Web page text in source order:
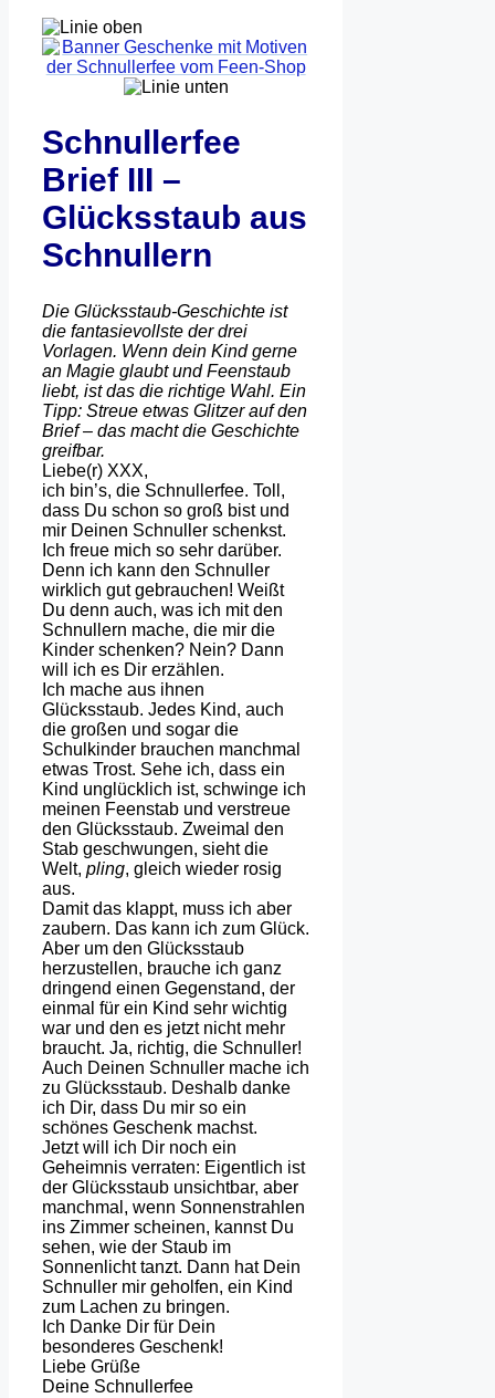
Schnullerfee
Brief III –
Glücksstaub aus
Schnullern
Die Glücksstaub-Geschichte ist
die fantasievollste der drei
Vorlagen. Wenn dein Kind gerne
an Magie glaubt und Feenstaub
liebt, ist das die richtige Wahl. Ein
Tipp: Streue etwas Glitzer auf den
Brief – das macht die Geschichte
greifbar.
Liebe(r) XXX,
ich bin’s, die Schnullerfee. Toll,
dass Du schon so groß bist und
mir Deinen Schnuller schenkst.
Ich freue mich so sehr darüber.
Denn ich kann den Schnuller
wirklich gut gebrauchen! Weißt
Du denn auch, was ich mit den
Schnullern mache, die mir die
Kinder schenken? Nein? Dann
will ich es Dir erzählen.
Ich mache aus ihnen
Glücksstaub. Jedes Kind, auch
die großen und sogar die
Schulkinder brauchen manchmal
etwas Trost. Sehe ich, dass ein
Kind unglücklich ist, schwinge ich
meinen Feenstab und verstreue
den Glücksstaub. Zweimal den
Stab geschwungen, sieht die
Welt, pling, gleich wieder rosig
aus.
Damit das klappt, muss ich aber
zaubern. Das kann ich zum Glück.
Aber um den Glücksstaub
herzustellen, brauche ich ganz
dringend einen Gegenstand, der
einmal für ein Kind sehr wichtig
war und den es jetzt nicht mehr
braucht. Ja, richtig, die Schnuller!
Auch Deinen Schnuller mache ich
zu Glücksstaub. Deshalb danke
ich Dir, dass Du mir so ein
schönes Geschenk machst.
Jetzt will ich Dir noch ein
Geheimnis verraten: Eigentlich ist
der Glücksstaub unsichtbar, aber
manchmal, wenn Sonnenstrahlen
ins Zimmer scheinen, kannst Du
sehen, wie der Staub im
Sonnenlicht tanzt. Dann hat Dein
Schnuller mir geholfen, ein Kind
zum Lachen zu bringen.
Ich Danke Dir für Dein
besonderes Geschenk!
Liebe Grüße
Deine Schnullerfee